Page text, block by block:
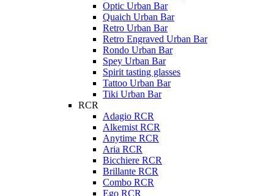
Optic Urban Bar
Quaich Urban Bar
Retro Urban Bar
Retro Engraved Urban Bar
Rondo Urban Bar
Spey Urban Bar
Spirit tasting glasses
Tattoo Urban Bar
Tiki Urban Bar
RCR
Adagio RCR
Alkemist RCR
Anytime RCR
Aria RCR
Bicchiere RCR
Brillante RCR
Combo RCR
Ego RCR